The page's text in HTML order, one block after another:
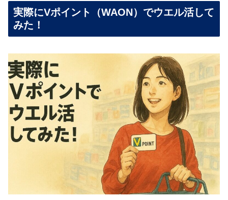
実際にVポイント（WAON）でウエル活して
みた！